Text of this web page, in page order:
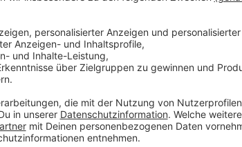
Im Mai haben Static-X bekannt
Gründen der Band abgesagt
alles Gute und hoffen, dass sie schon
Inhalte von Podigee